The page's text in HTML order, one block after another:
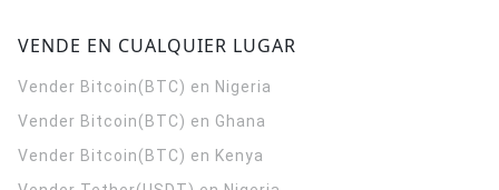
VENDE EN CUALQUIER LUGAR
Vender Bitcoin(BTC) en Nigeria
Vender Bitcoin(BTC) en Ghana
Vender Bitcoin(BTC) en Kenya